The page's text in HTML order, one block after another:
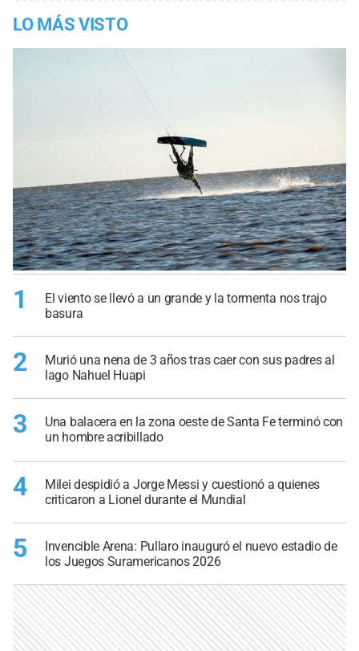
LO MÁS VISTO
1
El viento se llevó a un grande y la tormenta nos trajo
basura
2
Murió una nena de 3 años tras caer con sus padres al
lago Nahuel Huapi
3
Una balacera en la zona oeste de Santa Fe terminó con
un hombre acribillado
4
Milei despidió a Jorge Messi y cuestionó a quienes
criticaron a Lionel durante el Mundial
5
Invencible Arena: Pullaro inauguró el nuevo estadio de
los Juegos Suramericanos 2026